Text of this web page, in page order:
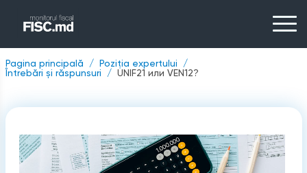
Pagina principală
Poziția expertului
Întrebări și răspunsuri
UNIF21 или VEN12?